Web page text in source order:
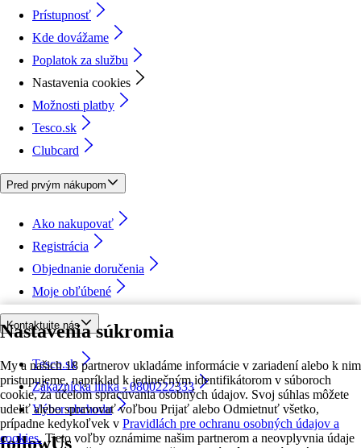
Nastavenia súkromia
My a našich 18 partnerov ukladáme informácie v zariadení alebo k nim
pristupujeme, napríklad k jedinečným identifikátorom v súboroch
cookie, za účelom spracúvania osobných údajov. Svoj súhlas môžete
udeliť alebo spravovať voľbou Prijať alebo Odmietnuť všetko,
prípadne kedykoľvek v Pravidlách pre ochranu osobných údajov a
cookies. Tieto voľby oznámime našim partnerom a neovplyvnia údaje
Prístupnosť
Kde dovážame
Poplatok za službu
Nastavenia cookies
Možnosti platby
Tesco.sk
Clubcard
Pred prvým nákupom
Ako nakupovať
Registrácia
Objednanie doručenia
Moje obľúbené
Kontaktujte nás
Tesco.sk
Zákaznícka linka - 0800222333
Výber obchodu
followUs